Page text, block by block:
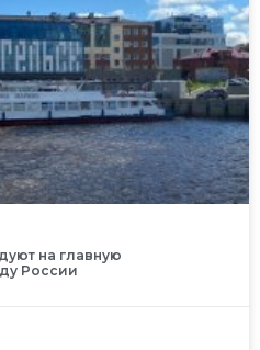
на главную
России